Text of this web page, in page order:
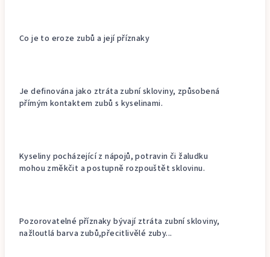
Co je to eroze zubů a její příznaky
Je definována jako ztráta zubní skloviny, způsobená
přímým kontaktem zubů s kyselinami.
Kyseliny pocházející z nápojů, potravin či žaludku
mohou změkčit a postupně rozpouštět sklovinu.
Pozorovatelné příznaky bývají ztráta zubní skloviny,
nažloutlá barva zubů,přecitlivělé zuby...